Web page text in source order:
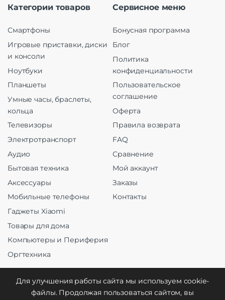
Категории товаров
Смартфоны
Игровые приставки, диски
и консоли
Ноутбуки
Планшеты
Умные часы, браслеты,
кольца
Телевизоры
Электротранспорт
Аудио
Бытовая техника
Аксессуары
Мобильные телефоны
Гаджеты Xiaomi
Товары для дома
Компьютеры и Периферия
Оргтехника
Сервисное меню
Бонусная программа
Блог
Политика
конфиденциальности
Пользовательское
соглашение
Оферта
Правила возврата
FAQ
Сравнение
Мой аккаунт
Заказы
Контакты
Для улучшения работы сайта мы используем cookie-
файлы. Продолжая пользоваться сайтом, вы